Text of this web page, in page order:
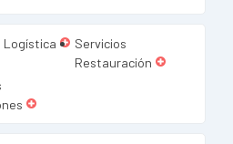
Logística
Servicios
Restauración